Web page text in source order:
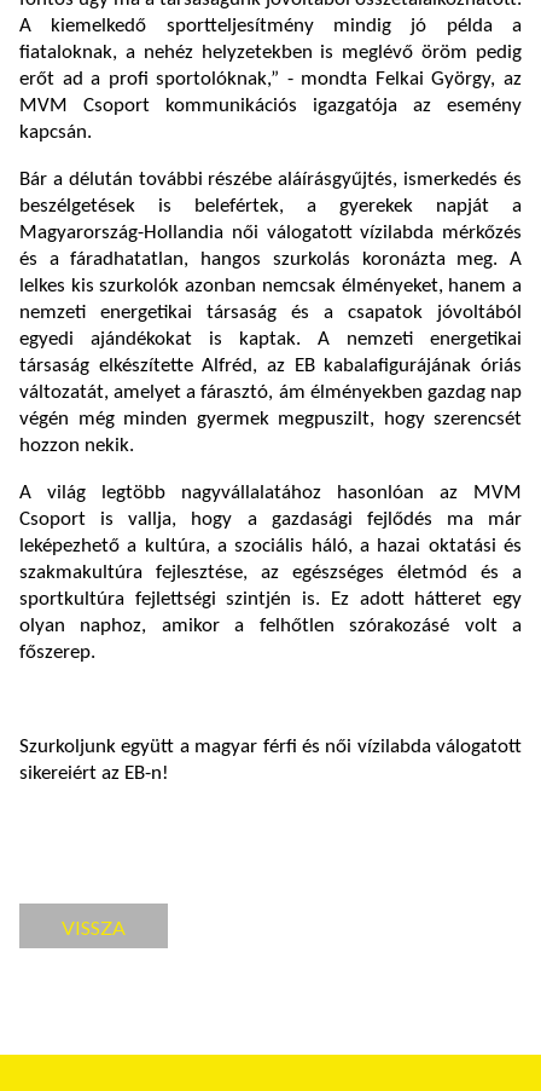
A kiemelkedő sportteljesítmény mindig jó példa a
fiataloknak, a nehéz helyzetekben is meglévő öröm pedig
erőt ad a profi sportolóknak,” - mondta Felkai György, az
MVM Csoport kommunikációs igazgatója az esemény
kapcsán.
Bár a délután további részébe aláírásgyűjtés, ismerkedés és
beszélgetések is belefértek, a gyerekek napját a
Magyarország-Hollandia női válogatott vízilabda mérkőzés
és a fáradhatatlan, hangos szurkolás koronázta meg. A
lelkes kis szurkolók azonban nemcsak élményeket, hanem a
nemzeti energetikai társaság és a csapatok jóvoltából
egyedi ajándékokat is kaptak. A nemzeti energetikai
társaság elkészítette Alfréd, az EB kabalafigurájának óriás
változatát, amelyet a fárasztó, ám élményekben gazdag nap
végén még minden gyermek megpuszilt, hogy szerencsét
hozzon nekik.
A világ legtöbb nagyvállalatához hasonlóan az MVM
Csoport is vallja, hogy a gazdasági fejlődés ma már
leképezhető a kultúra, a szociális háló, a hazai oktatási és
szakmakultúra fejlesztése, az egészséges életmód és a
sportkultúra fejlettségi szintjén is. Ez adott hátteret egy
olyan naphoz, amikor a felhőtlen szórakozásé volt a
főszerep.
Szurkoljunk együtt a magyar férfi és női vízilabda válogatott
sikereiért az EB-n!
VISSZA